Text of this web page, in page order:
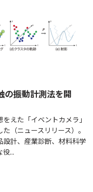
の振動計測法を開
えた「イベントカメラ」
（ニュースリリース）。
計、産業診断、材料科学
...